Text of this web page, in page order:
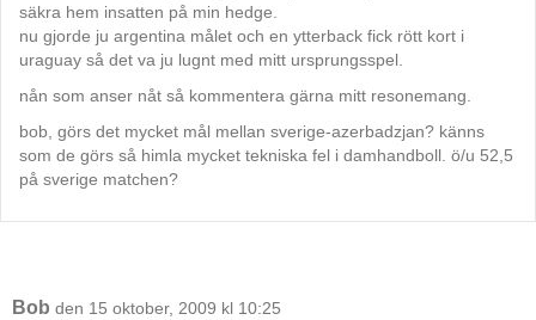
säkra hem insatten på min hedge.
nu gjorde ju argentina målet och en ytterback fick rött kort i
uraguay så det va ju lugnt med mitt ursprungsspel.
nån som anser nåt så kommentera gärna mitt resonemang.
bob, görs det mycket mål mellan sverige-azerbadzjan? känns
som de görs så himla mycket tekniska fel i damhandboll. ö/u 52,5
på sverige matchen?
Bob den 15 oktober, 2009 kl 10:25